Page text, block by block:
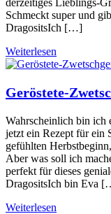
Schmeckt super und
DragositsIch […]
Weiterlesen
Geröstete-
Wahrscheinlich bin ich
jetzt ein Rezept für ein
gefühlten
Aber was soll ich
perfekt für dieses
DragositsIch bin Eva
Weiterlesen